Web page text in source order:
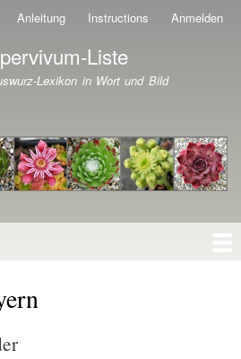
Direkt
zum
Inhalt
Anleitung Instructions Anmelden
Liste
Lexikon in Wort und Bild